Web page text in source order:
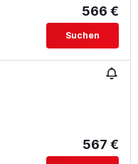
566 €
Suchen
567 €